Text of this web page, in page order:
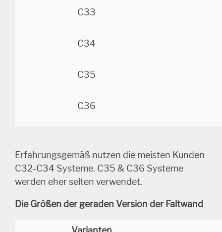
C33
C34
C35
C36
Erfahrungsgemäß nutzen die meisten Kunden
C32-C34 Systeme. C35 & C36 Systeme
werden eher selten verwendet.
Die Größen der geraden Version der Faltwand